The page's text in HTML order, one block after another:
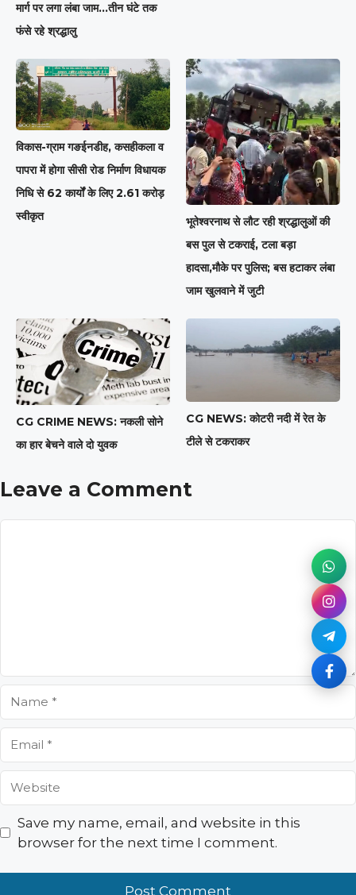
मार्ग पर लगा लंबा जाम…तीन घंटे तक
फंसे रहे श्रद्धालु
विकास-ग्राम गङईनडीह, कसहीकला व
पापरा में होगा सीसी रोड निर्माण विधायक
निधि से 62 कार्यों के लिए 2.61 करोड़
स्वीकृत
भूतेश्वरनाथ से लौट रही श्रद्धालुओं की
बस पुल से टकराई, टला बड़ा
हादसा,मौके पर पुलिस; बस हटाकर लंबा
जाम खुलवाने में जुटी
CG CRIME NEWS: नकली सोने
का हार बेचने वाले दो युवक
CG NEWS: कोटरी नदी में रेत के
टीले से टकराकर
Leave a Comment
Save my name, email, and website in this
browser for the next time I comment.